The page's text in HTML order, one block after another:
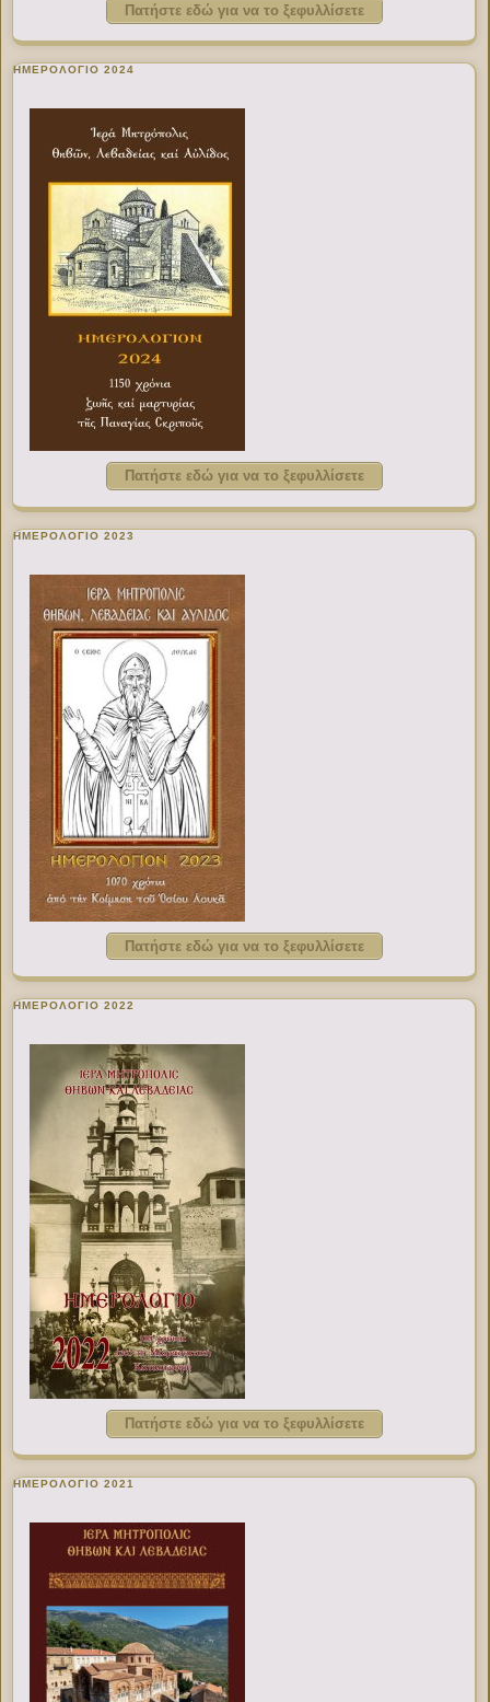
Πατήστε εδώ για να το ξεφυλλίσετε
ΗΜΕΡΟΛΟΓΙΟ 2024
Πατήστε εδώ για να το ξεφυλλίσετε
ΗΜΕΡΟΛΟΓΙΟ 2023
Πατήστε εδώ για να το ξεφυλλίσετε
ΗΜΕΡΟΛΟΓΙΟ 2022
Πατήστε εδώ για να το ξεφυλλίσετε
ΗΜΕΡΟΛΟΓΙΟ 2021